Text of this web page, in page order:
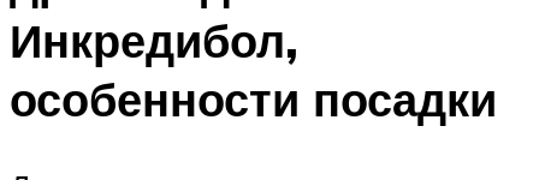
Инкредибол,
особенности посадки